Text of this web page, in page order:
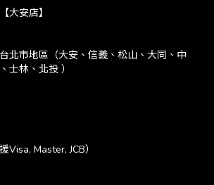
大安店】
北市地區（大安、信義、松山、大同、中
士林、北投 ）
Visa, Master, JCB）